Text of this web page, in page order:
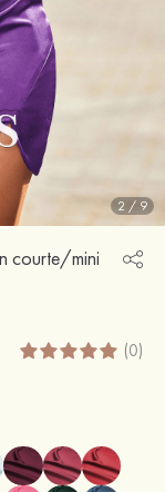
2 / 9
courte/mini
(0)